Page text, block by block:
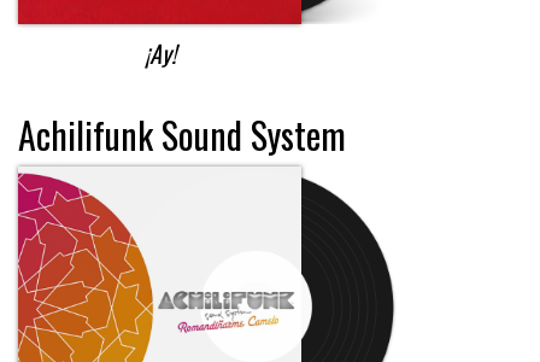
¡Ay!
Achilifunk Sound System